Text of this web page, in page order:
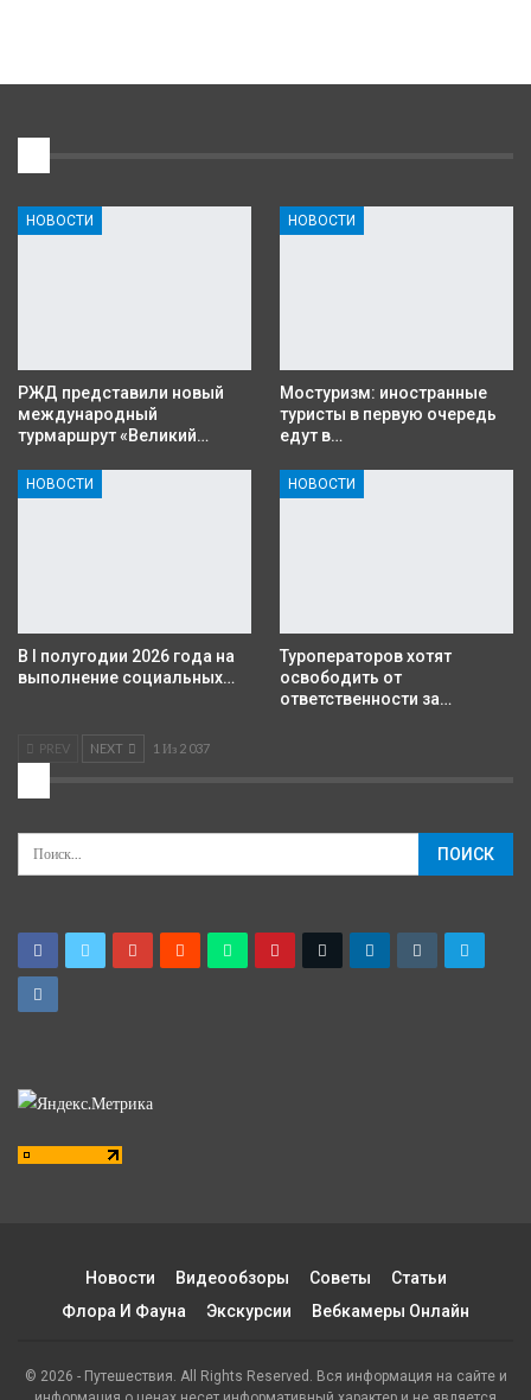
НОВОСТИ
РЖД представили новый
международный
турмаршрут «Великий…
НОВОСТИ
Мостуризм: иностранные
туристы в первую очередь
едут в…
НОВОСТИ
В I полугодии 2026 года на
выполнение социальных…
НОВОСТИ
Туроператоров хотят
освободить от
ответственности за…
PREV NEXT 1 Из 2 037
Новости Видеообзоры Советы
Статьи
Флора И Фауна
Экскурсии Вебкамеры Онлайн
© 2026 - Путешествия. All Rights Reserved. Вся информация на сайте и